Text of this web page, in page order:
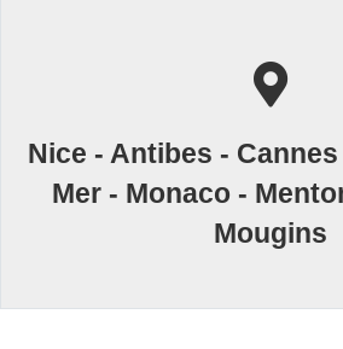
Nice - Antibes -
Mer - Monaco -
Mougins